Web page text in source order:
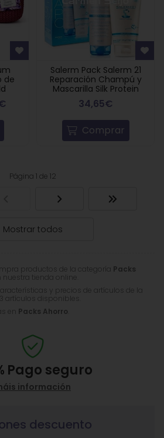
productos de la categoría Packs
tienda online.
y precios de artículos de la
artículos disponibles.
en Packs Ahorro
de
Salerm Pack Salerm 21
Reparación Champú y
Mascarilla Silk Protein
34,65€
Comprar
Página 1 de 12
Mostrar todos
Pago seguro
información
descuento